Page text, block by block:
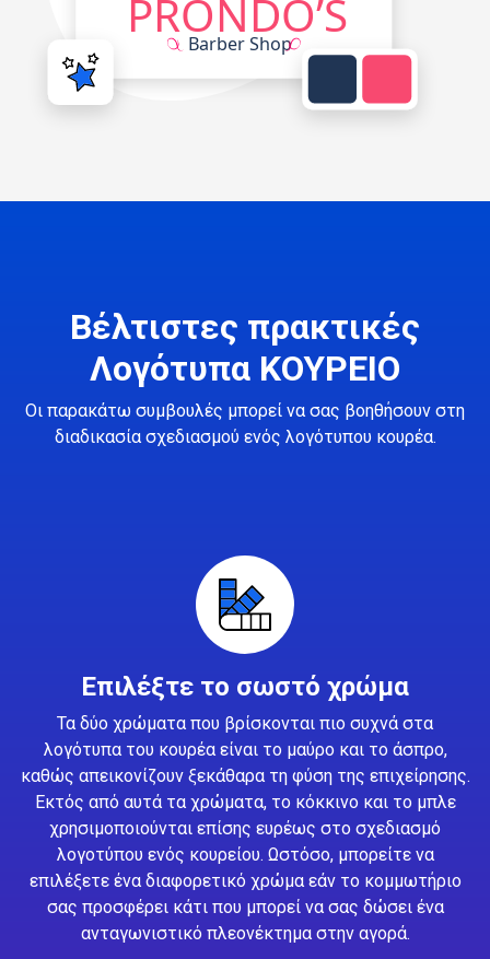
Βέλτιστες πρακτικές
Λογότυπα ΚΟΥΡΕΙΟ
Οι παρακάτω συμβουλές μπορεί να σας βοηθήσουν στη
διαδικασία σχεδιασμού ενός λογότυπου κουρέα.
Επιλέξτε το σωστό χρώμα
Τα δύο χρώματα που βρίσκονται πιο συχνά στα
λογότυπα του κουρέα είναι το μαύρο και το άσπρο,
καθώς απεικονίζουν ξεκάθαρα τη φύση της επιχείρησης.
Εκτός από αυτά τα χρώματα, το κόκκινο και το μπλε
χρησιμοποιούνται επίσης ευρέως στο σχεδιασμό
λογοτύπου ενός κουρείου. Ωστόσο, μπορείτε να
επιλέξετε ένα διαφορετικό χρώμα εάν το κομμωτήριο
σας προσφέρει κάτι που μπορεί να σας δώσει ένα
ανταγωνιστικό πλεονέκτημα στην αγορά.